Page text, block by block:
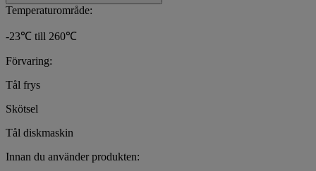
Temperaturområde:
-23℃ till 260℃
Förvaring:
Tål frys
Skötsel
Tål diskmaskin
Innan du använder produkten: